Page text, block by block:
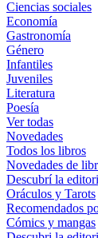
Ciencias sociales
Economía
Gastronomía
Género
Infantiles
Juveniles
Literatura
Poesía
Ver todas
Novedades
Todos los libros
Novedades de
Descubrí la
Oráculos y Tarots
Recomendados
Cómics y mangas